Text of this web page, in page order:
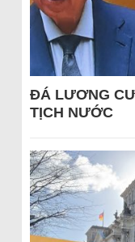
ĐÁ LƯƠNG
TỊCH NƯỚC